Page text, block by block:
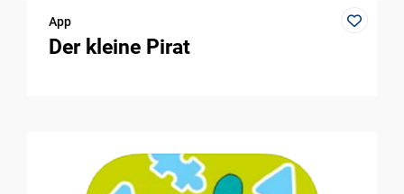
App
Der kleine Pirat